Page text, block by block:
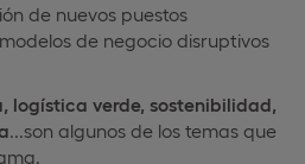
de nuevos puestos
de negocio disruptivos
logística verde, sostenibilidad,
...son algunos de los temas que